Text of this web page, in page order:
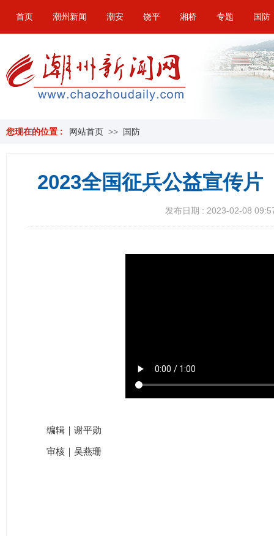
首页 潮州新闻 潮安 饶平 湘桥 专题 国防
您现在的位置 : 网站首页 >> 国防
2023全国征兵公益宣传片
发布日期 : 2023-02-08
编辑｜谢平勋
审核｜吴燕珊